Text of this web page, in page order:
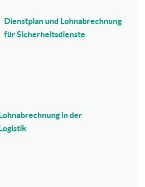
Dienstplan und Lohnabrechnung
für Sicherheitsdienste
in der